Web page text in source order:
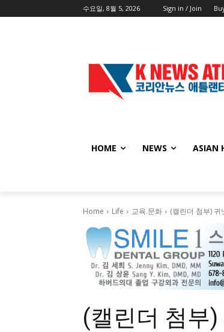
수요일, 8월 5, 2026 Sign in / Join
HOME NEWS ASIAN
Home Life 교육.문화 (캘린더 첨부)
(캘린더 첨부